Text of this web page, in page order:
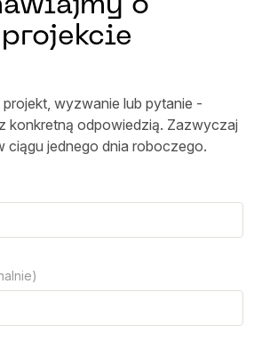
o
projekcie
wyzwanie lub pytanie -
konkretną odpowiedzią. Zazwyczaj
ciągu jednego dnia roboczego.